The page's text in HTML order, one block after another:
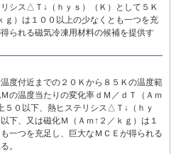
シス△Ｔ↓（ｈｙｓ）（Ｋ）として５Ｋ
ｇ）は１００以上の少なくとも一つを充
られる磁気冷凍用材料の候補を提供す
度付近までの２０Ｋから８５Ｋの温度範
の温度当たりの変化率ｄＭ／ｄＴ（Ａｍ
５０以下、熱ヒステリシス△Ｔ↓（ｈｙ
下、又は磁化Ｍ（Ａｍ↑２／ｋｇ）は１
一つを充足し、巨大なＭＣＥが得られる
。